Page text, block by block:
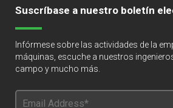
Suscríbase a nuestro boletín
Infórmese sobre las actividades de la
máquinas, escuche a nuestros
campo y mucho más.